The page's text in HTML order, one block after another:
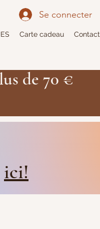
Carte cadeau Contact
Se connecter
de 70 €
ici!